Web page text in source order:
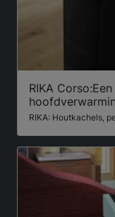
RIKA
RIKA: Houtkachels,